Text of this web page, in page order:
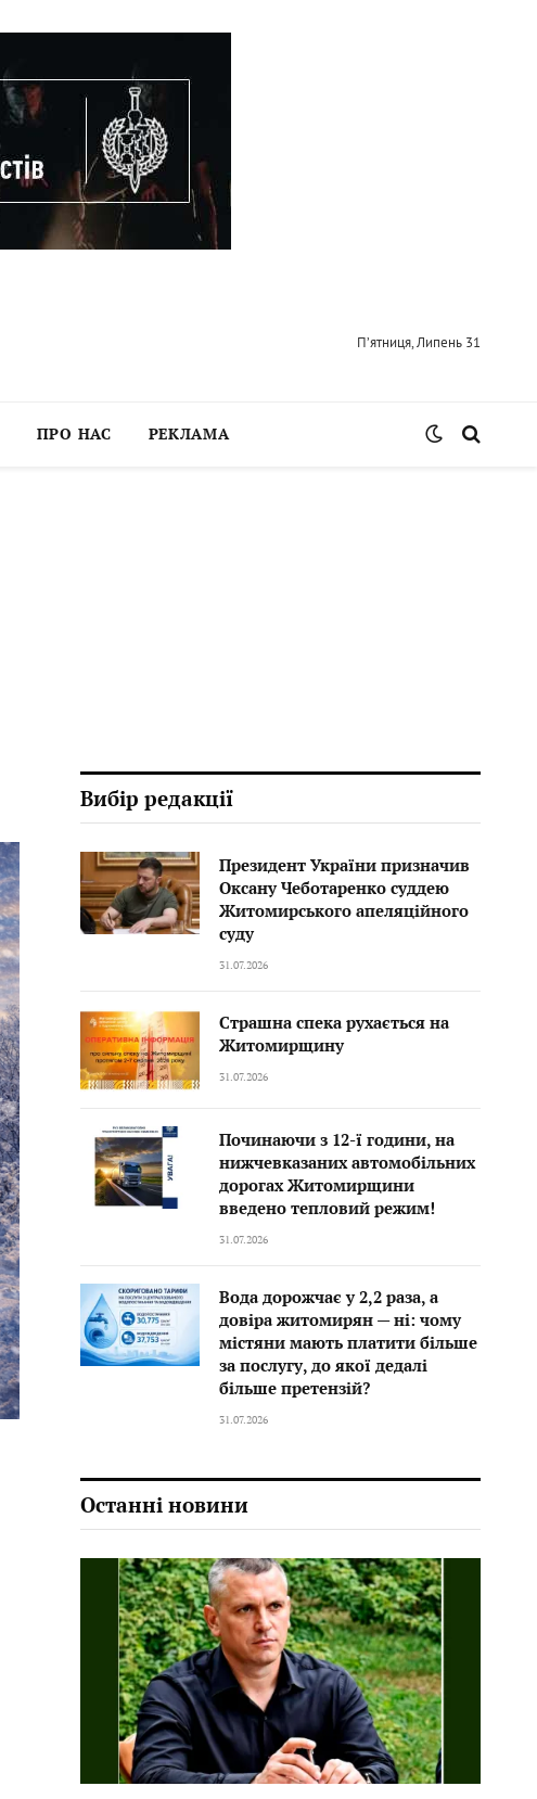
П’ятниця, Липень 31
ПРО НАС РЕКЛАМА
Вибір редакції
Президент України призначив
Оксану Чеботаренко суддею
Житомирського апеляційного
суду
31.07.2026
Страшна спека рухається на
Житомирщину
31.07.2026
Починаючи з 12-ї години, на
нижчевказаних автомобільних
дорогах Житомирщини
введено тепловий режим!
31.07.2026
Вода дорожчає у 2,2 раза, а
довіра житомирян — ні: чому
містяни мають платити більше
за послугу, до якої дедалі
більше претензій?
31.07.2026
Останні новини